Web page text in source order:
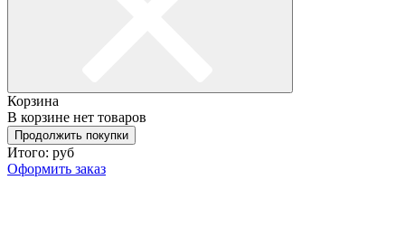
Корзина
В корзине нет товаров
Продолжить покупки
Итого: руб
Оформить заказ